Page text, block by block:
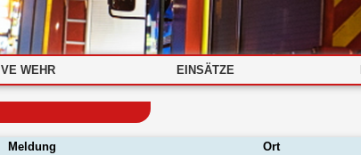
WEHR EINSÄTZE
Meldung Ort